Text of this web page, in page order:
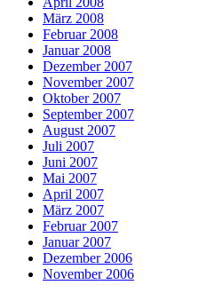
März 2008
Februar 2008
Januar 2008
Dezember 2007
November 2007
Oktober 2007
September 2007
August 2007
Juli 2007
Juni 2007
Mai 2007
April 2007
März 2007
Februar 2007
Januar 2007
Dezember 2006
November 2006